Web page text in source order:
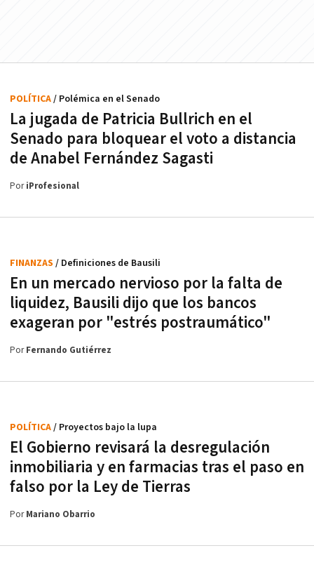
La jugada de Patricia Bullrich en el
Senado para bloquear el voto a distancia
de Anabel Fernández Sagasti
POLÍTICA/ Polémica en el Senado
PoriProfesional
En un mercado nervioso por la falta de
liquidez, Bausili dijo que los bancos
exageran por "estrés postraumático"
FINANZAS / Definiciones de Bausili
PorFernando Gutiérrez
El Gobierno revisará la desregulación
inmobiliaria y en farmacias tras el paso en
falso por la Ley de Tierras
POLÍTICA/ Proyectos bajo la lupa
PorMariano Obarrio